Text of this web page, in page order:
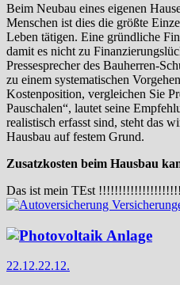
Beim Neubau eines eigenen
Menschen ist dies die größte
Leben tätigen. Eine gründliche
damit es nicht zu
Pressesprecher des Bauherren-
zu einem systematischen
Kostenposition, vergleichen Sie
Pauschalen“, lautet seine
realistisch erfasst sind, steht das
Hausbau auf festem Grund.
Zusatzkosten beim Hausbau
Das ist mein TEst
22.12.22.12.